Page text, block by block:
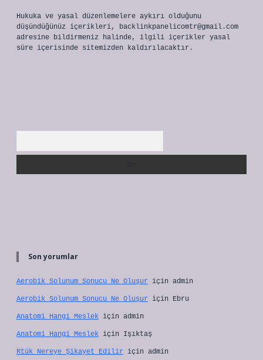
Hukuka ve yasal düzenlemelere aykırı olduğunu
düşündüğünüz içerikleri, backlinkpanelicomtr@gmail.com
adresine bildirmeniz halinde, ilgili içerikler yasal
süre içerisinde sitemizden kaldırılacaktır.
Son yorumlar
Aerobik Solunum Sonucu Ne Oluşur için admin
Aerobik Solunum Sonucu Ne Oluşur için Ebru
Anatomi Hangi Meslek için admin
Anatomi Hangi Meslek için Işıktaş
Rtük Nereye Şikayet Edilir için admin